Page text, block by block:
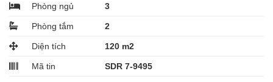
Phòng ngủ 3
Phòng tắm 2
Diện tích 120 m2
Mã tin SDR 7-9495